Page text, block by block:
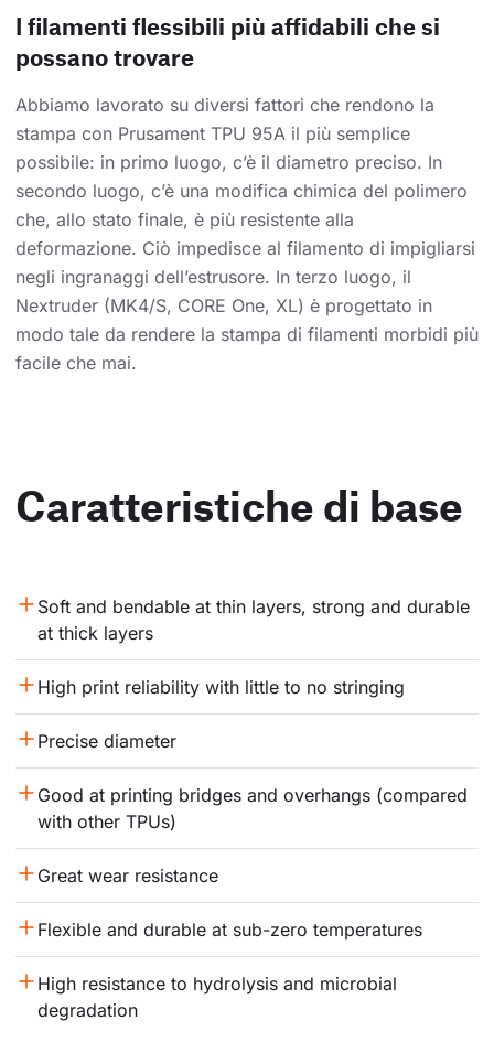
I filamenti flessibili più affidabili che si
possano trovare
Abbiamo lavorato su diversi fattori che rendono la
stampa con Prusament TPU 95A il più semplice
possibile: in primo luogo, c’è il diametro preciso. In
secondo luogo, c’è una modifica chimica del polimero
che, allo stato finale, è più resistente alla
deformazione. Ciò impedisce al filamento di impigliarsi
negli ingranaggi dell’estrusore. In terzo luogo, il
Nextruder (MK4/S, CORE One, XL) è progettato in
modo tale da rendere la stampa di filamenti morbidi più
facile che mai.
Caratteristiche di base
Soft and bendable at thin layers, strong and durable
at thick layers
High print reliability with little to no stringing
Precise diameter
Good at printing bridges and overhangs (compared
with other TPUs)
Great wear resistance
Flexible and durable at sub-zero temperatures
High resistance to hydrolysis and microbial
degradation